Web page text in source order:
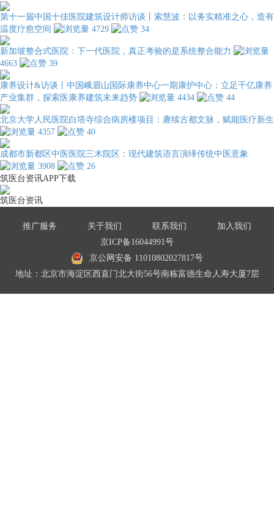
第十一届中国十佳医院建筑设计师访谈丨索慧波：以务实精准之心，造有
温度疗愈空间
4729 34
新加坡整合式医院：下一代医院，真正考验的是系统整合能力
4663
39
康养设计&访谈丨中国峨眉山国际康养中心一期康护中心：立足千亿康养
产业集群，探索医康养建筑未来趋势
4434 44
北京大学人民医院白塔寺综合病房楼项目：赓续古都文脉，赋能医疗新生
4357
40
成都市新都区中医医院三木院区：现代建筑语言演绎传统中医意象
3908
26
筑医台资讯APP下载
筑医台资讯
推广服务 关于我们 联系我们
加入我们
京ICP备16044991号
京公网安备 11010802027817号
地址：北京市海淀区西直门北大街56号南栋富德生命人寿大厦7层